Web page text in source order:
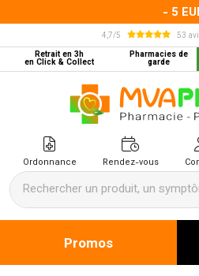
- 5
4,7/5
53
Retrait en 3h
en Click & Collect
Pharmacies de
garde
Ordonnance Rendez-vous
Promos